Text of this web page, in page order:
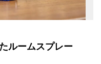
ルームスプレー